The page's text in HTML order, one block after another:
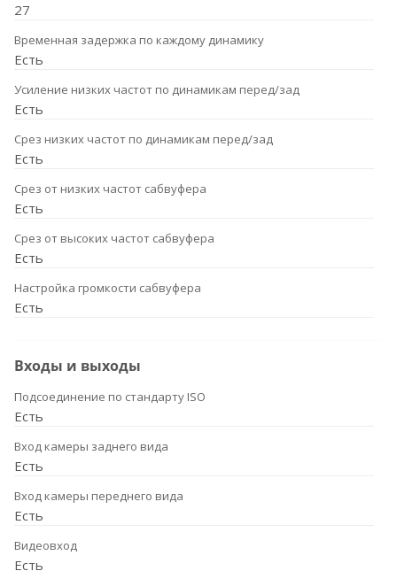
27
Временная задержка по каждому динамику
Есть
Усиление низких частот по динамикам перед/зад
Есть
Срез низких частот по динамикам перед/зад
Есть
Срез от низких частот сабвуфера
Есть
Срез от высоких частот сабвуфера
Есть
Настройка громкости сабвуфера
Есть
Входы и выходы
Подсоединение по стандарту ISO
Есть
Вход камеры заднего вида
Есть
Вход камеры переднего вида
Есть
Видеовход
Есть